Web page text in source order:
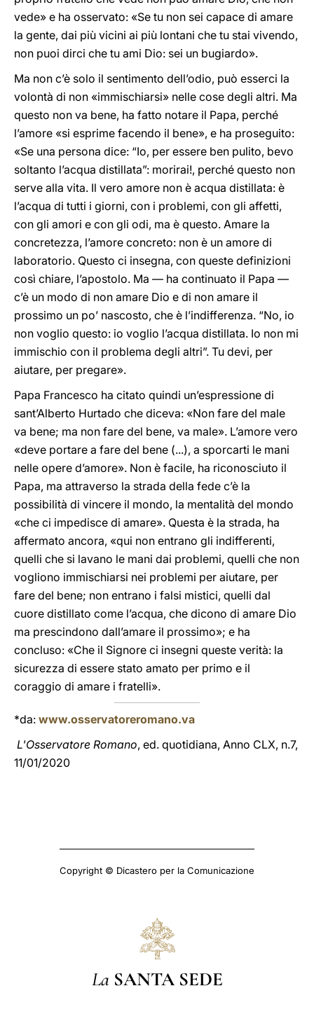
vede» e ha osservato: «Se tu non sei capace di amare
la gente, dai più vicini ai più lontani che tu stai vivendo,
non puoi dirci che tu ami Dio: sei un bugiardo».
Ma non c’è solo il sentimento dell’odio, può esserci la
volontà di non «immischiarsi» nelle cose degli altri. Ma
questo non va bene, ha fatto notare il Papa, perché
l’amore «si esprime facendo il bene», e ha proseguito:
«Se una persona dice: “Io, per essere ben pulito, bevo
soltanto l’acqua distillata”: morirai!, perché questo non
serve alla vita. Il vero amore non è acqua distillata: è
l’acqua di tutti i giorni, con i problemi, con gli affetti,
con gli amori e con gli odi, ma è questo. Amare la
concretezza, l’amore concreto: non è un amore di
laboratorio. Questo ci insegna, con queste definizioni
così chiare, l’apostolo. Ma — ha continuato il Papa —
c’è un modo di non amare Dio e di non amare il
prossimo un po’ nascosto, che è l’indifferenza. “No, io
non voglio questo: io voglio l’acqua distillata. Io non mi
immischio con il problema degli altri”. Tu devi, per
aiutare, per pregare».
Papa Francesco ha citato quindi un’espressione di
sant’Alberto Hurtado che diceva: «Non fare del male
va bene; ma non fare del bene, va male». L’amore vero
«deve portare a fare del bene (...), a sporcarti le mani
nelle opere d’amore». Non è facile, ha riconosciuto il
Papa, ma attraverso la strada della fede c’è la
possibilità di vincere il mondo, la mentalità del mondo
«che ci impedisce di amare». Questa è la strada, ha
affermato ancora, «qui non entrano gli indifferenti,
quelli che si lavano le mani dai problemi, quelli che non
vogliono immischiarsi nei problemi per aiutare, per
fare del bene; non entrano i falsi mistici, quelli dal
cuore distillato come l’acqua, che dicono di amare Dio
ma prescindono dall’amare il prossimo»; e ha
concluso: «Che il Signore ci insegni queste verità: la
sicurezza di essere stato amato per primo e il
coraggio di amare i fratelli».
*da: www.osservatoreromano.va
L'Osservatore Romano, ed. quotidiana, Anno CLX, n.7,
11/01/2020
Copyright © Dicastero per la Comunicazione
La SANTA SEDE